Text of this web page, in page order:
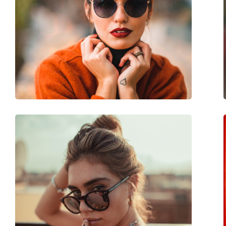
Largeur:
130 mm
Longueur des branches:
145 mm
Largeur du pont:
23 mm
45 g
Plaquettes de nez ajustables:
Non
Accessoires
Étui:
Non
Tissu de nettoyage:
Oui
Catégorie:
Lunettes de soleil
Marque:
Polaroid
Utilisation:
Mode
Code:
PLD 2086/S 003 C3